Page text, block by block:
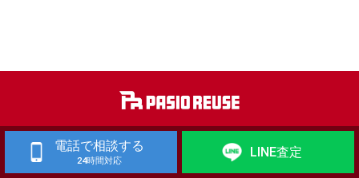
電話で相談する
24時間対応
LINE査定
工作機械 買取
自動車整備機械・自動車板金機械 買取 金属加工機械・建築板金機械 買取